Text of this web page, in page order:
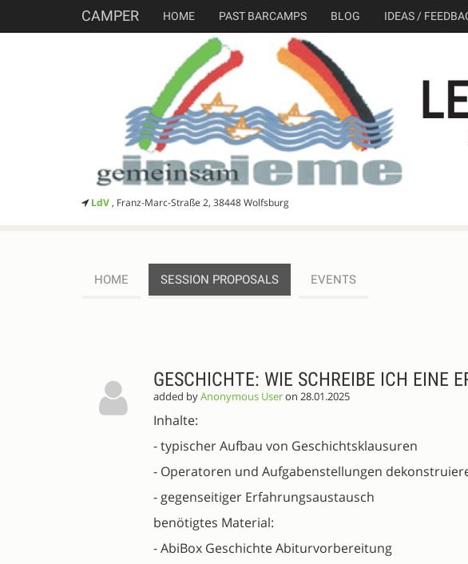
CAMPER HOME PAST BARCAMPS BLOG IDEAS /
LdV, Franz-Marc-Straße 2, 38448 Wolfsburg
HOME SESSION PROPOSALS EVENTS
GESCHICHTE: WIE SCHREIBE ICH EINE
added byAnonymous Useron 28.01.2025
Inhalte:
- typischer Aufbau von Geschichtsklausuren
- Operatoren und Aufgabenstellungen
- gegenseitiger Erfahrungsaustausch
benötigtes Material:
- AbiBox Geschichte Abiturvorbereitung